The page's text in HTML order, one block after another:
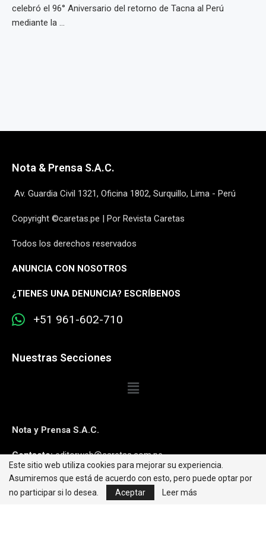
celebró el 96° Aniversario del retorno de Tacna al Perú
mediante la ...
Nota & Prensa S.A.C.
Av. Guardia Civil 1321, Oficina 1802, Surquillo, Lima - Perú
Copyright ©caretas.pe | Por Revista Caretas
Todos los derechos reservados
ANUNCIA CON NOSOTROS
¿TIENES UNA DENUNCIA? ESCRÍBENOS
+51 961-602-710
Nuestras Secciones
Nota y Prensa S.A.C.
Contacto:editorweb@caretas.com.pe
Síguenos:
Este sitio web utiliza cookies para mejorar su experiencia.
Asumiremos que está de acuerdo con esto, pero puede optar por
no participar si lo desea.
Aceptar Leer más